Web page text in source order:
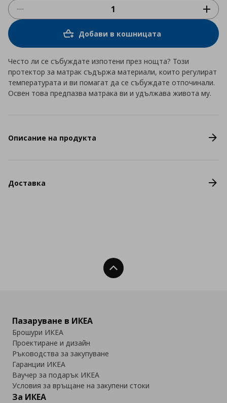
Добави в кошницата
Често ли се събуждате изпотени през нощта? Този
протектор за матрак съдържа материали, които регулират
температурата и ви помагат да се събуждате отпочинали.
Освен това предпазва матрака ви и удължава живота му.
Описание на продукта
Доставка
Нагоре
Пазаруване в ИКЕА
Брошури ИКЕА
Проектиране и дизайн
Ръководства за закупуване
Гаранции ИКЕА
Ваучер за подарък ИКЕА
Условия за връщане на закупени стоки
За ИКЕА